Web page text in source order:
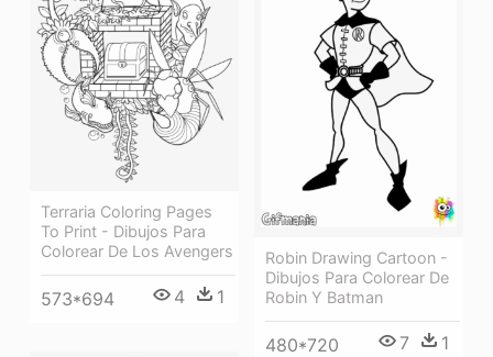
Robin Drawing Cartoon -
Dibujos Para Colorear De
Robin Y Batman
480*720 7 1
Terraria Coloring Pages
To Print - Dibujos Para
Colorear De Los Avengers
573*694 4 1